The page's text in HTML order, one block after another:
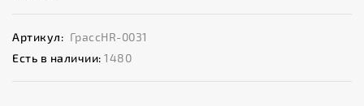
Артикул: ГрассHR-0031
Есть в наличии: 1480